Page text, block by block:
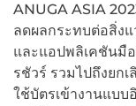
ANUGA ASIA
ลดผลกระทบต่อสิ่ง
และแอปพลิเคชันมื
รชัวร์ รวมไปถึงยก
ใช้บัตรเข้างานแบบ